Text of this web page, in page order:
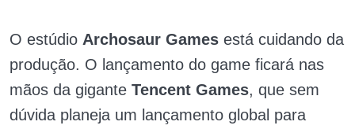
O estúdio Archosaur Games está cuidando da
produção. O lançamento do game ficará nas
mãos da gigante Tencent Games, que sem
dúvida planeja um lançamento global para